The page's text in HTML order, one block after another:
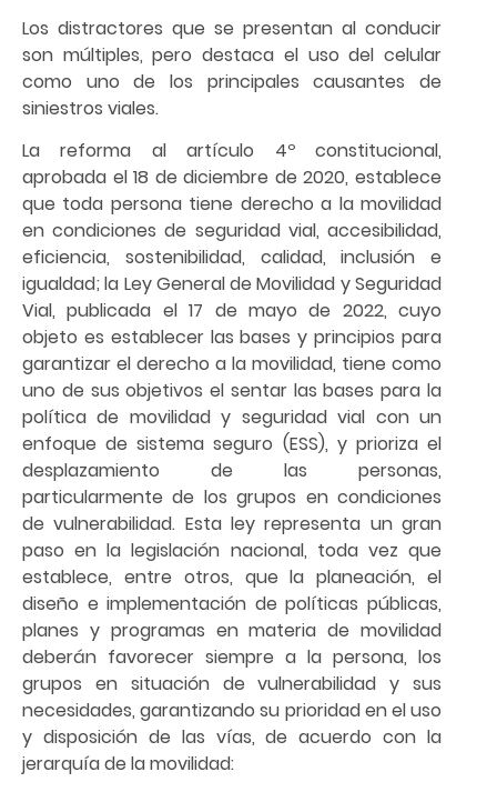
Los distractores que se presentan al conducir
son múltiples, pero destaca el uso del celular
como uno de los principales causantes de
siniestros viales.
La reforma al artículo 4º constitucional,
aprobada el 18 de diciembre de 2020, establece
que toda persona tiene derecho a la movilidad
en condiciones de seguridad vial, accesibilidad,
eficiencia, sostenibilidad, calidad, inclusión e
igualdad; la Ley General de Movilidad y Seguridad
Vial, publicada el 17 de mayo de 2022, cuyo
objeto es establecer las bases y principios para
garantizar el derecho a la movilidad, tiene como
uno de sus objetivos el sentar las bases para la
política de movilidad y seguridad vial con un
enfoque de sistema seguro (ESS), y prioriza el
desplazamiento de las personas,
particularmente de los grupos en condiciones
de vulnerabilidad. Esta ley representa un gran
paso en la legislación nacional, toda vez que
establece, entre otros, que la planeación, el
diseño e implementación de políticas públicas,
planes y programas en materia de movilidad
deberán favorecer siempre a la persona, los
grupos en situación de vulnerabilidad y sus
necesidades, garantizando su prioridad en el uso
y disposición de las vías, de acuerdo con la
jerarquía de la movilidad: